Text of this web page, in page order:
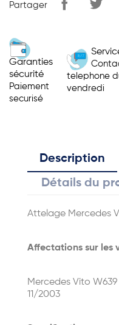
Partager
Garanties
sécurité
Paiement
securisé
telephone
vendredi
Description
Détails du
Attelage Mercedes
Affectations sur les
Mercedes Vito
11/2003